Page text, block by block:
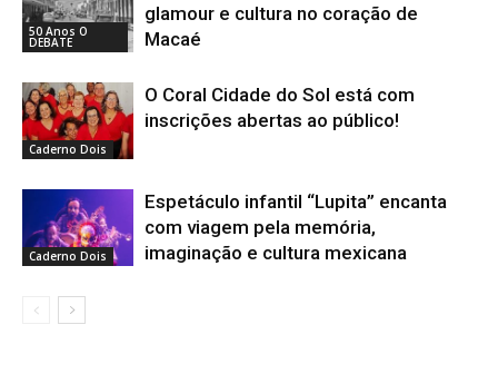
50 Anos O
DEBATE
glamour e cultura no coração de
Macaé
Caderno Dois
O Coral Cidade do Sol está com
inscrições abertas ao público!
Caderno Dois
Espetáculo infantil “Lupita” encanta
com viagem pela memória,
imaginação e cultura mexicana